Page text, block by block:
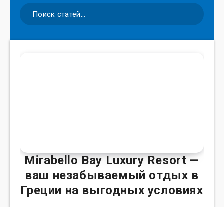
Mirabello Bay Luxury Resort —
ваш незабываемый отдых в
Греции на выгодных условиях